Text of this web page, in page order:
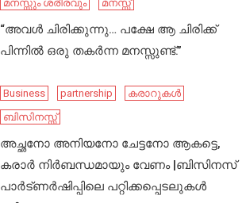
മനസ്സും ശരീരവും
മനസ്സ്
“അവൾ ചിരിക്കുന്നു… പക്ഷേ ആ ചിരിക്ക്
പിന്നിൽ ഒരു തകർന്ന മനസ്സുണ്ട്.”
Business partnership
കരാറുകൾ
ബിസിനസ്സ്
അച്ഛനോ അനിയനോ ചേട്ടനോ ആകട്ടെ,
കരാർ നിർബന്ധമായും വേണം |ബിസിനസ്
പാർട്ണർഷിപ്പിലെ പറ്റിക്കപ്പെടലുകൾ